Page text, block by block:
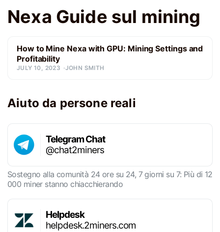
Nexa Guide sul mining
How to Mine Nexa with GPU: Mining Settings and
Profitability
JULY 10, 2023 JOHN SMITH
Aiuto da persone reali
Telegram Chat
@chat2miners
Sostegno alla comunità 24 ore su 24, 7 giorni su 7: Più di 12
000 miner stanno chiacchierando
Helpdesk
helpdesk.2miners.com